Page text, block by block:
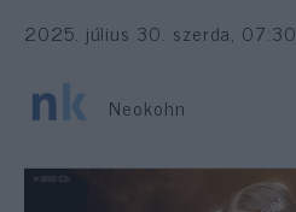
2025. július 30. szerda, 07:30
Neokohn